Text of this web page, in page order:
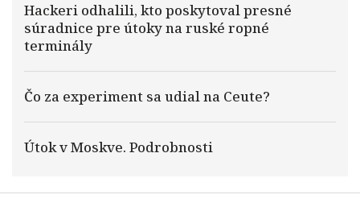
Hackeri odhalili, kto poskytoval presné
súradnice pre útoky na ruské ropné
terminály
Čo za experiment sa udial na Ceute?
Útok v Moskve. Podrobnosti